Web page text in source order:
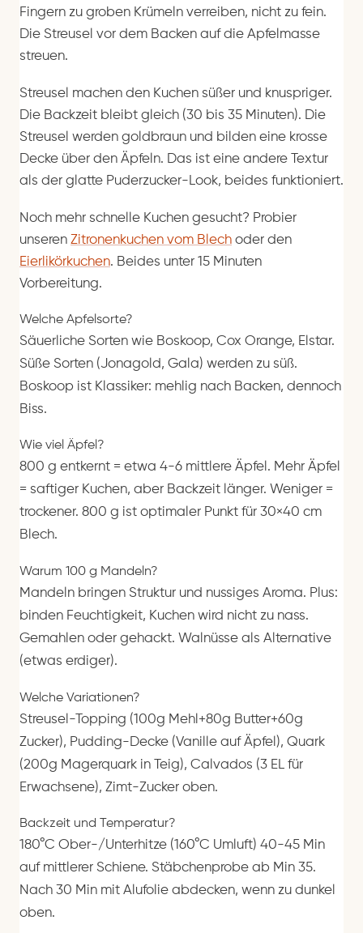
Fingern zu groben Krümeln verreiben, nicht zu fein.
Die Streusel vor dem Backen auf die Apfelmasse
streuen.
Streusel machen den Kuchen süßer und knuspriger.
Die Backzeit bleibt gleich (30 bis 35 Minuten). Die
Streusel werden goldbraun und bilden eine krosse
Decke über den Äpfeln. Das ist eine andere Textur
als der glatte Puderzucker-Look, beides funktioniert.
Noch mehr schnelle Kuchen gesucht? Probier
unseren Zitronenkuchen vom Blech oder den
Eierlikörkuchen. Beides unter 15 Minuten
Vorbereitung.
Welche Apfelsorte?
Säuerliche Sorten wie Boskoop, Cox Orange, Elstar.
Süße Sorten (Jonagold, Gala) werden zu süß.
Boskoop ist Klassiker: mehlig nach Backen, dennoch
Biss.
Wie viel Äpfel?
800 g entkernt = etwa 4-6 mittlere Äpfel. Mehr Äpfel
= saftiger Kuchen, aber Backzeit länger. Weniger =
trockener. 800 g ist optimaler Punkt für 30×40 cm
Blech.
Warum 100 g Mandeln?
Mandeln bringen Struktur und nussiges Aroma. Plus:
binden Feuchtigkeit, Kuchen wird nicht zu nass.
Gemahlen oder gehackt. Walnüsse als Alternative
(etwas erdiger).
Welche Variationen?
Streusel-Topping (100g Mehl+80g Butter+60g
Zucker), Pudding-Decke (Vanille auf Äpfel), Quark
(200g Magerquark in Teig), Calvados (3 EL für
Erwachsene), Zimt-Zucker oben.
Backzeit und Temperatur?
180°C Ober-/Unterhitze (160°C Umluft) 40-45 Min
auf mittlerer Schiene. Stäbchenprobe ab Min 35.
Nach 30 Min mit Alufolie abdecken, wenn zu dunkel
oben.